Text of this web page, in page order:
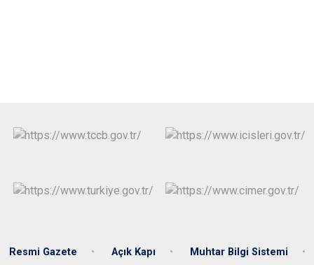
Resmi Gazete Açık Kapı Muhtar Bilgi Sistemi